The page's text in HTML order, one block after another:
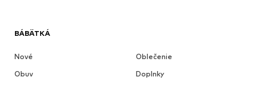
BÁBÄTKÁ
Nové
Oblečenie
Obuv
Doplnky